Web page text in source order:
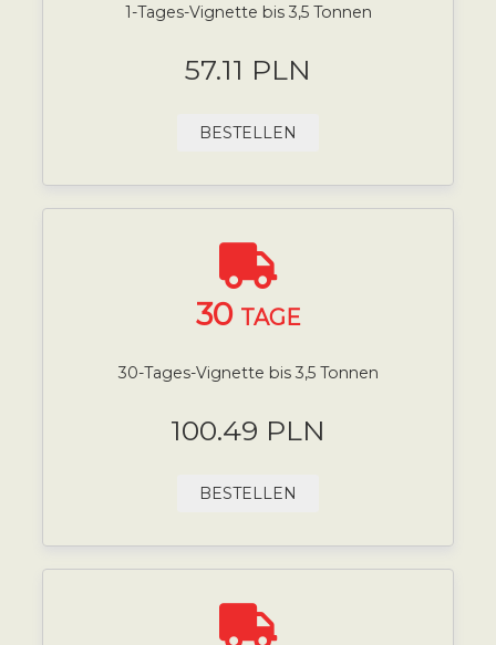
1-Tages-Vignette bis 3,5 Tonnen
57.11 PLN
BESTELLEN
30 TAGE
30-Tages-Vignette bis 3,5 Tonnen
100.49 PLN
BESTELLEN